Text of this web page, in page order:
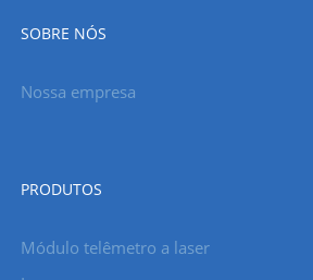
SOBRE NÓS
Nossa empresa
PRODUTOS
Módulo telêmetro a laser